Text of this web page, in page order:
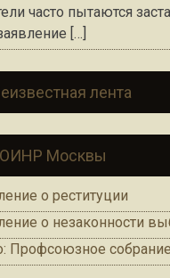
часто пытаются
[…]
лента
Москвы
о реституции
о незаконности
Профсоюзное собрание